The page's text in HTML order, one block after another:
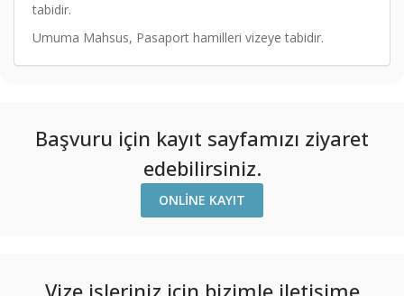
tabidir.
Umuma Mahsus, Pasaport hamilleri vizeye tabidir.
Başvuru için kayıt sayfamızı ziyaret
edebilirsiniz.
ONLINE KAYIT
Vize işleriniz için bizimle iletişime